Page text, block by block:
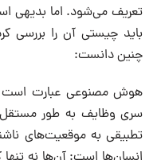
تعریف می‌شود. اما بدیهی
چنین دانست:
هوش مصنوعی عبارت است
سری وظایف به طور مستقل
تطبیقی به موقعیت‌های